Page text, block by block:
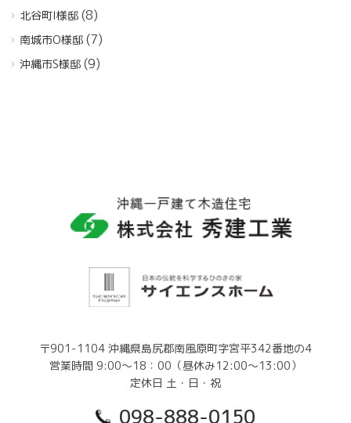
北谷町I様邸 (8)
南城市O様邸 (7)
沖縄市S様邸 (9)
〒901-1104 沖縄県島尻郡南風原町字宮平342番地の4
営業時間 9:00～18：00（昼休み12:00～13:00）
定休日 土・日・祝
098-888-0150